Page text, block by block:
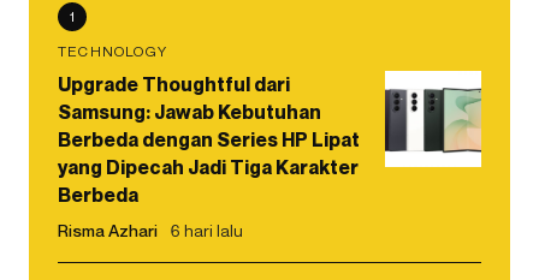
1
TECHNOLOGY
Upgrade Thoughtful dari
Samsung: Jawab Kebutuhan
Berbeda dengan Series HP Lipat
yang Dipecah Jadi Tiga Karakter
Berbeda
Risma Azhari 6 hari lalu